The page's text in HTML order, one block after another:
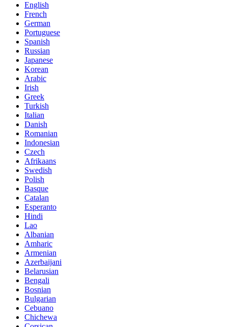
English
French
German
Portuguese
Spanish
Russian
Japanese
Korean
Arabic
Irish
Greek
Turkish
Italian
Danish
Romanian
Indonesian
Czech
Afrikaans
Swedish
Polish
Basque
Catalan
Esperanto
Hindi
Lao
Albanian
Amharic
Armenian
Azerbaijani
Belarusian
Bengali
Bosnian
Bulgarian
Cebuano
Chichewa